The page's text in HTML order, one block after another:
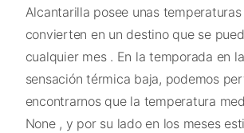
Alcantarilla posee unas
convierten en un destino que se
cualquier mes . En la temporada en
sensación térmica baja, podemos
encontrarnos que la temperatura
None , y por su lado en los meses